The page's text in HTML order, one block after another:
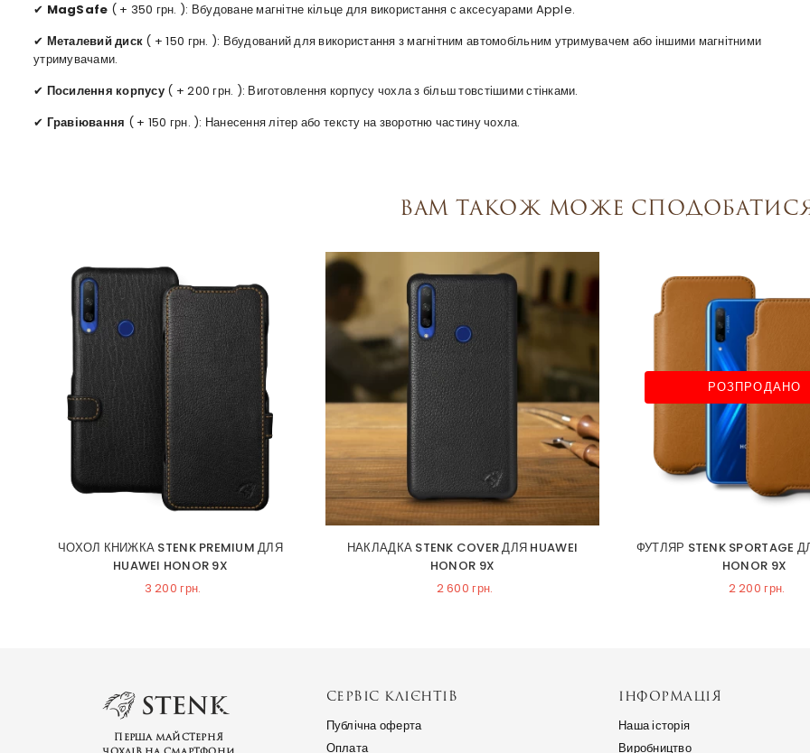
✔ MagSafe ( + 350 грн. ): Вбудоване магнітне кільце для використання с аксесуарами Apple.
✔ Металевий диск ( + 150 грн. ): Вбудований для використання з магнітним автомобільним утримувачем або іншими магнітними
утримувачами.
✔ Посилення корпусу ( + 200 грн. ): Виготовлення корпусу чохла з більш товстішими стінками.
✔ Гравіювання ( + 150 грн. ): Нанесення літер або тексту на зворотню частину чохла.
Вам також може
ЧОХОЛ КНИЖКА STENK PREMIUM ДЛЯ
HUAWEI HONOR 9X
3 200 грн.
НАКЛАДКА STENK COVER ДЛЯ HUAWEI
HONOR 9X
2 600 грн.
РОЗПРОДАНО
ФУТЛЯР STENK SPORTAGE
HONOR 9X
2 200 грн.
Перша майстерня
чохлів на смартфони
СЕРВІС КЛІЄНТІВ
Публічна оферта
Оплата
ІНФОРМАЦІЯ
Наша історія
Виробництво